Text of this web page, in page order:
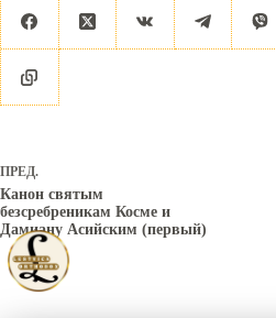
ПРЕД.
Канон святым
безсребреникам Косме и
Дамиану Асийским (первый)